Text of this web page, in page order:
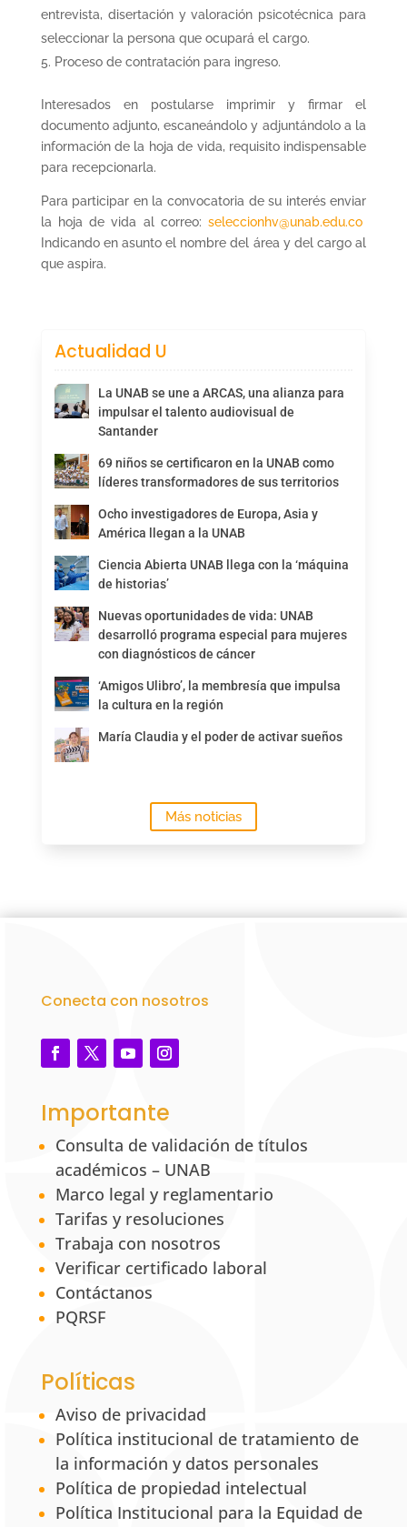
entrevista, disertación y valoración psicotécnica para
seleccionar la persona que ocupará el cargo.
Proceso de contratación para ingreso.
Interesados en postularse imprimir y firmar el
documento adjunto, escaneándolo y adjuntándolo a la
información de la hoja de vida, requisito indispensable
para recepcionarla.
Para participar en la convocatoria de su interés enviar
la hoja de vida al correo:seleccionhv@unab.edu.co
Indicando en asunto el nombre del área y del cargo al
que aspira.
Actualidad U
La UNAB se une a ARCAS, una alianza para
impulsar el talento audiovisual de
Santander
69 niños se certificaron en la UNAB como
líderes transformadores de sus territorios
Ocho investigadores de Europa, Asia y
América llegan a la UNAB
Ciencia Abierta UNAB llega con la ‘máquina
de historias’
Nuevas oportunidades de vida: UNAB
desarrolló programa especial para mujeres
con diagnósticos de cáncer
‘Amigos Ulibro’, la membresía que impulsa
la cultura en la región
María Claudia y el poder de activar sueños
Más noticias
Conecta con nosotros
Importante
Consulta de validación de títulos
académicos – UNAB
Marco legal y reglamentario
Tarifas y resoluciones
Trabaja con nosotros
Verificar certificado laboral
Contáctanos
PQRSF
Políticas
Aviso de privacidad
Política institucional de tratamiento de
la información y datos personales
Política de propiedad intelectual
Política Institucional para la Equidad de